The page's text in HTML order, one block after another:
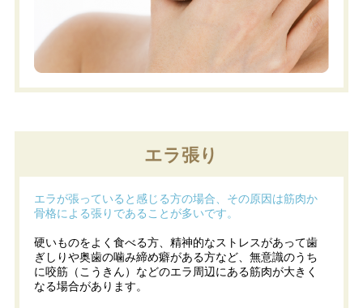
エラ張り
エラが張っていると感じる方の場合、その原因は筋肉か
骨格による張りであることが多いです。
硬いものをよく食べる方、精神的なストレスがあって歯
ぎしりや奥歯の噛み締め癖がある方など、無意識のうち
に咬筋（こうきん）などのエラ周辺にある筋肉が大きく
なる場合があります。